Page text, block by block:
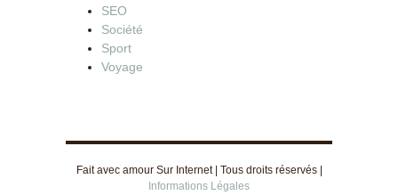
SEO
Société
Sport
Voyage
Fait avec amour Sur Internet | Tous droits réservés |
Informations Légales